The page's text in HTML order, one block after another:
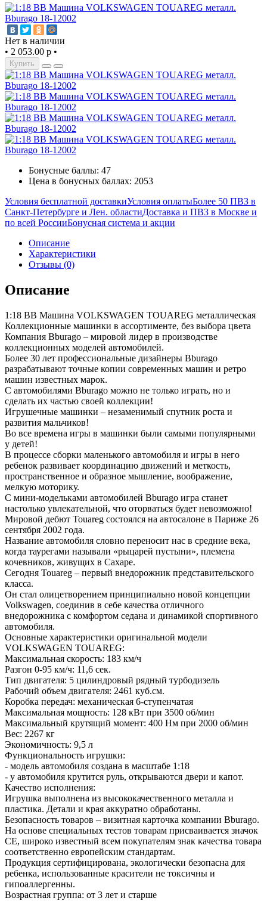
Нет в наличии
• 2 053.00 р •
Купить
Бонусные баллы: 47
Цена в бонусных баллах: 2053
Условия бесплатной доставкиУсловия оплатыБолее 50 ПВЗ в
Санкт-Петербурге и Лен. областиДоставка и ПВЗ в Москве и
по всей РоссииБонусная система и акции
Описание
Характеристики
Отзывы (0)
Описание
1:18 BB Машина VOLKSWAGEN TOUAREG металлическая
Коллекционные машинки в ассортименте, без выбора цвета
Компания Bburago – мировой лидер в производстве
коллекционных моделей автомобилей.
Более 30 лет профессиональные дизайнеры Bburago
разрабатывают точные копии современных машин и ретро
машин известных марок.
С автомобилями Bburago можно не только играть, но и
сделать их частью своей коллекции!
Игрушечные машинки – незаменимый спутник роста и
развития мальчиков!
Во все времена игры в машинки были самыми популярными
у детей!
В процессе сборки маленького автомобиля и игры в него
ребенок развивает координацию движений и меткость,
пространственное и образное мышление, воображение,
мелкую моторику.
С мини-модельками автомобилей Bburago игра станет
настолько увлекательной, что оторваться будет невозможно!
Мировой дебют Touareg состоялся на автосалоне в Париже 26
сентября 2002 года.
Название автомобиля словно переносит нас в средние века,
когда таурегами называли «рыцарей пустыни», племена
кочевников, живущих в Сахаре.
Сегодня Touareg – первый внедорожник представительского
класса.
Он стал олицетворением принципиально новой концепции
Volkswagen, соединив в себе качества отличного
внедорожника с комфортом седана и динамикой спортивного
автомобиля.
Основные характеристики оригинальной модели
VOLKSWAGEN TOUAREG:
Максимальная скорость: 183 км/ч
Разгон 0-95 км/ч: 11,6 сек.
Тип двигателя: 5 цилиндровый рядный турбодизель
Рабочий объем двигателя: 2461 куб.см.
Коробка передач: механическая 6-ступенчатая
Максимальная мощность: 128 кВт при 3500 об/мин
Максимальный крутящий момент: 400 Нм при 2000 об/мин
Вес: 2267 кг
Экономичность: 9,5 л
Функциональность игрушки:
- модель автомобиля создана в масштабе 1:18
- у автомобиля крутится руль, открываются двери и капот.
Качество исполнения:
Игрушка выполнена из высококачественного металла и
пластика. Детали и края аккуратно обработаны.
Безопасность товаров – визитная карточка компании Bburago.
На основе специальных тестов товарам присваивается значок
CE, широко известный всем покупателям знак качества товара
соответственно европейским стандартам.
Продукция сертифицирована, экологически безопасна для
ребенка, использованные красители не токсичны и
гипоаллергенны.
Возрастная группа: от 3 лет и старше